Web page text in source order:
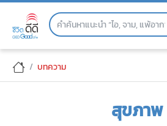
Skip
บทความ
สุขภาพ